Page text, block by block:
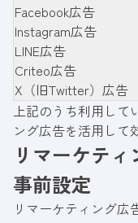
Facebook広告
Instagram広告
LINE広告
Criteo広告
X（旧Twitter）広告
上記のうち利用して
ング広告を活用して
リマーケテ
事前設定
リマーケティング広